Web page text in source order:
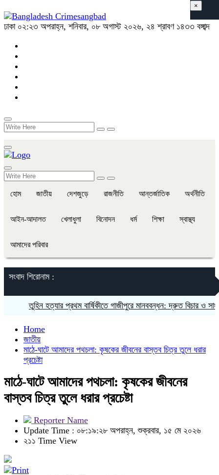
ঢাকা ০২:২৩ অপরাহ্ন, শনিবার, ০৮ অগাস্ট ২০২৬, ২৪ শ্রাবণ ১৪৩৩ বঙ্গাব্দ
হোম জাতীয় দেশজুড়ে রাজনীতি আন্তর্জাতিক অর্থনীতি
আইন-আদালত খেলাধুলা বিনোদন ধর্ম শিক্ষা স্বাস্থ্য
আমাদের পরিবার
সংবাদ শিরোনাম :
তুহিন হত্যার প্রথম বার্ষিকীতে গাজীপুরে মানববন্ধন: দ্রুত বিচার ও
×
Home
জাতীয়
মাঠে-ঘাটে আমাদের পথচলা: কৃষকের জীবনের বাস্তব চিত্র তুলে ধরার
প্রচেষ্টা
মাঠে-ঘাটে আমাদের পথচলা: কৃষকের জীবনের
বাস্তব চিত্র তুলে ধরার প্রচেষ্টা
Reporter Name
Update Time : ০৮:১৯:২৮ অপরাহ্ন, শুক্রবার, ১৫ মে ২০২৬
২১১ Time View